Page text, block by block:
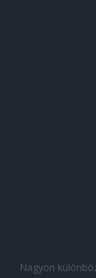
Nagyon